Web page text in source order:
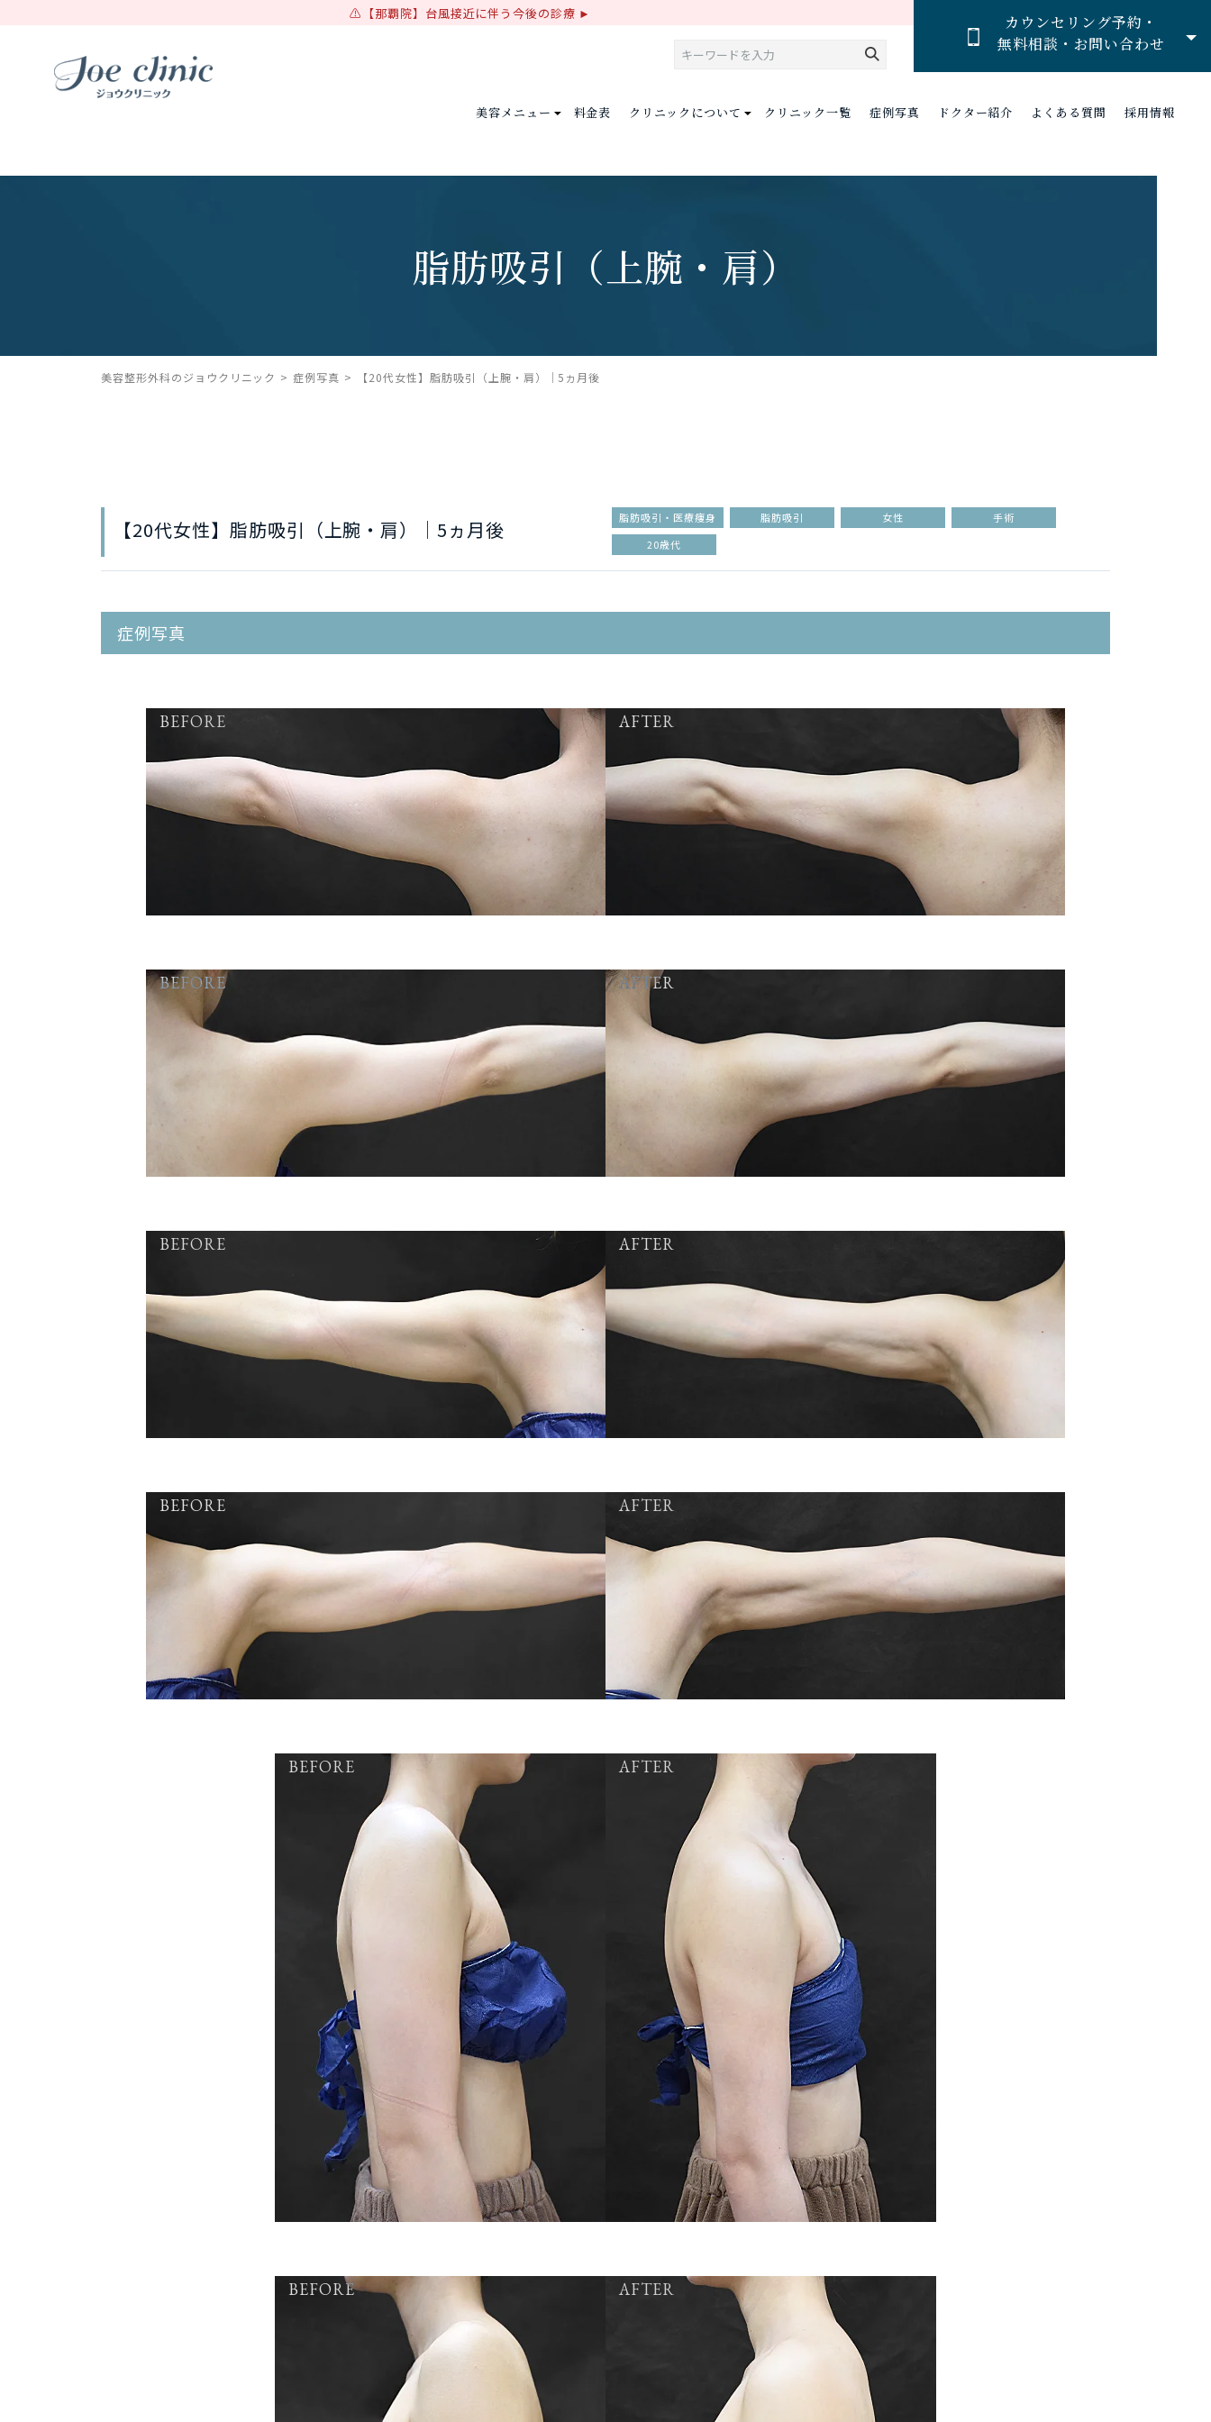
【那覇院】台風接近に伴う今後の診療
カウンセリング予約・
無料相談・お問い合わせ
美容メニュー 料金表 クリニックについて クリニック一覧 症例写真 ドクター紹介 よくある質問 採用情報
脂肪吸引（上腕・肩）
美容整形外科のジョウクリニック 症例写真 【20代女性】脂肪吸引（上腕・肩）｜5ヵ月後
【20代女性】脂肪吸引（上腕・肩）｜5ヵ月後 脂肪吸引・医療痩身 脂肪吸引 女性
手術
20歳代
症例写真
BEFORE AFTER
BEFORE AFTER
BEFORE AFTER
BEFORE AFTER
BEFORE AFTER
BEFORE AFTER